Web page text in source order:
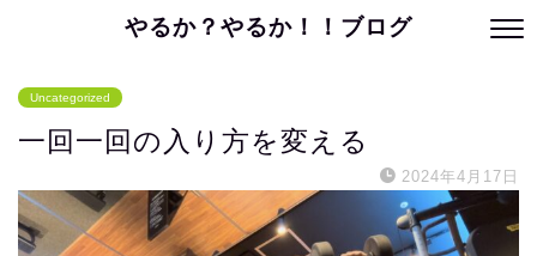
やるか？やるか！！ブログ
Uncategorized
一回一回の入り方を変える
2024年4月17日